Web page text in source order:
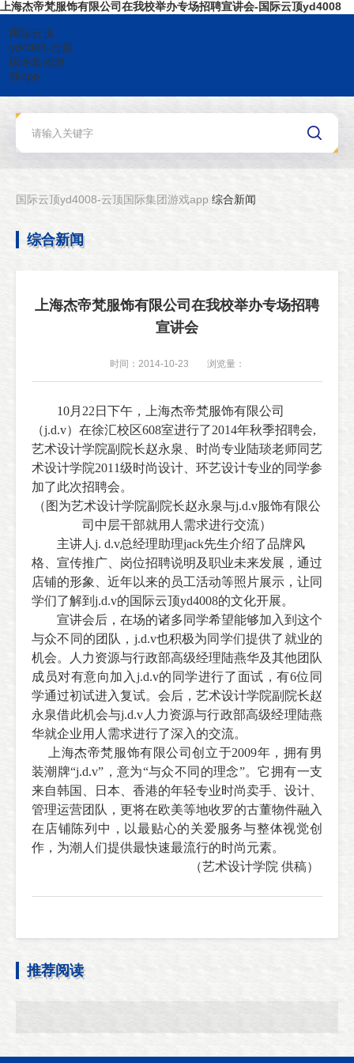
上海杰帝梵服饰有限公司在我校举办专场招聘宣讲会-国际云顶yd4008
国际云顶
yd4008-云顶
国际集团游
戏app
国际云顶yd4008-云顶国际集团游戏app 综合新闻
综合新闻
上海杰帝梵服饰有限公司在我校举办专场招聘
宣讲会
时间：2014-10-23 浏览量：
10月 22 日 下午，上海杰帝梵服饰有限公司
（j.d.v）在徐汇校区608室进行了2014年秋季招聘会,
艺术设计学院副院长赵永泉、时尚专业陆琰老师同艺
术设计学院2011级时尚设计、环艺设计专业的同学参
加了此次招聘会。
（ 图为艺术设计学院副院长赵永泉与j.d.v服饰有限公
司中层干部就用人需求进行交流）
主讲人 j. d.v总经理助理jack先生介绍了品牌风
格、宣传推广、岗位招聘说明及职业未来发展，通过
店铺的形象、近年以来的员工活动等照片展示， 让同
学们了解到 j.d.v的国际云顶yd4008的文化开展。
宣讲会后， 在场的诸多同学希望能够加入到这个
与众不同的团队， j.d.v也积极为同学们提供了就业的
机会。人力资源与行政部高级经理陆燕华及其他团队
成员对有意向加入 j.d.v的同学进行了面试，有6位同
学通过初试进入复试。会后，艺术设计学院副院长赵
永泉借此机会与j.d.v 人力资源与行政部高级经理陆燕
华就企业用人需求进行了深入的交流。
上海杰帝梵服饰有限公司创立于2009年，拥有男
装潮牌“j.d.v”，意为“与众不同的理念”。它拥有一支
来自韩国、日本、香港的年轻专业时尚卖手、设计、
管理运营团队，更将在欧美等地收罗的古董物件融入
在店铺陈列中，以最贴心的关爱服务与整体视觉创
作，为潮人们提供最快速最流行的时尚元素。
（艺术设计学院 供稿）
推荐阅读